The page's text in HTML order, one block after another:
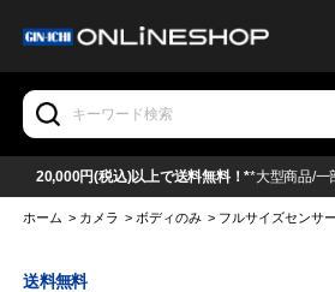
20,000円(税込)以上で送料無料！**大型商品/一
ホーム > カメラ > ボディのみ > フルサイズセンサー
送料無料